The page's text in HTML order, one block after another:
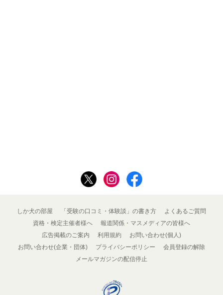
しか犬の部屋 「受験の口コミ・体験談」の書き方
よくあるご質問
資格・検定主催者様へ
報道関係・マスメディアの皆様へ
広告掲載のご案内
利用規約
お問い合わせ(個人)
お問い合わせ(企業・団体)
プライバシーポリシー
会員登録の解除
メールマガジンの配信停止